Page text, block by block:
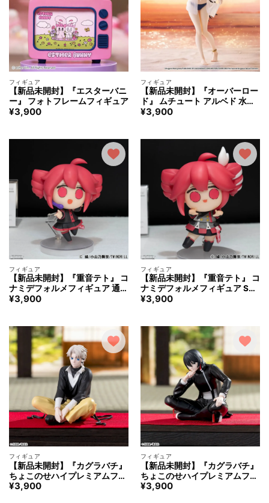
フィギュア
【新品未開封】『エスターバニ
ー』 フォトフレームフィギュア
¥3,900
フィギュア
【新品未開封】『オーバーロー
ド』 ムチュート アルベド 水着
Ver. フィギュア aqua ver.
¥3,900
フィギュア
【新品未開封】『重音テト』 コ
ナミデフォルメフィギュア 通常
衣装Ver.
¥3,900
フィギュア
【新品未開封】『重音テト』 コ
ナミデフォルメフィギュア SV
衣装Ver.
¥3,900
フィギュア
【新品未開封】『カグラバチ』
ちょこのせハイプレミアムフィ
ギュア ‐漣伯理‐
¥3,900
フィギュア
【新品未開封】『カグラバチ』
ちょこのせハイプレミアムフィ
ギュア ‐香刈緋雪‐
¥3,900